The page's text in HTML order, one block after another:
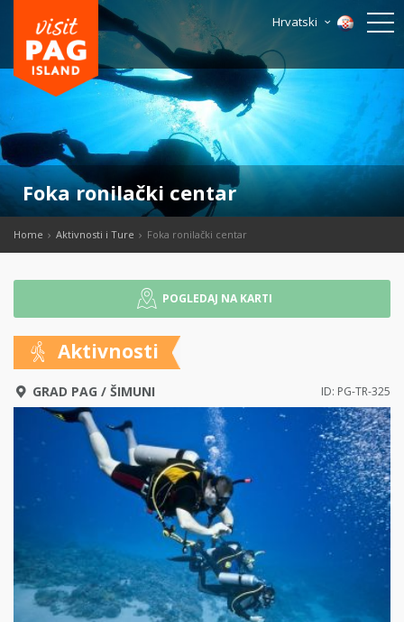
Hrvatski
Foka ronilački centar
Home Aktivnosti i Ture Foka ronilački centar
POGLEDAJ NA KARTI
Aktivnosti
GRAD PAG / ŠIMUNI ID: PG-TR-325